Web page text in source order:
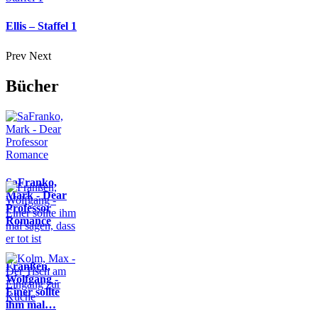
Ellis – Staffel 1
Prev Next
Bücher
SaFranko,
Mark - Dear
Professor
Romance
Franßen,
Wolfgang -
Einer sollte
ihm mal…